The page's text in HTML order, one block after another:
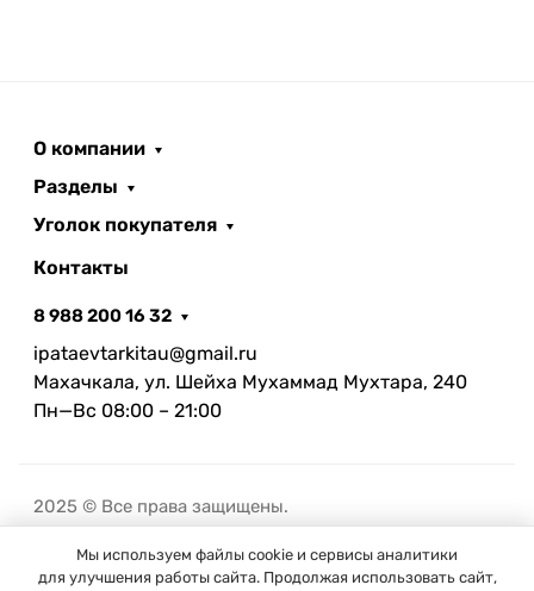
В корзину
О компании
Разделы
Уголок покупателя
Контакты
8 988 200 16 32
ipataevtarkitau@gmail.ru
Махачкала, ул. Шейха Мухаммад Мухтара, 240
Пн—Вс 08:00 – 21:00
2025 © Все права защищены.
Мы используем файлы cookie и сервисы аналитики
для улучшения работы сайта. Продолжая использовать сайт,